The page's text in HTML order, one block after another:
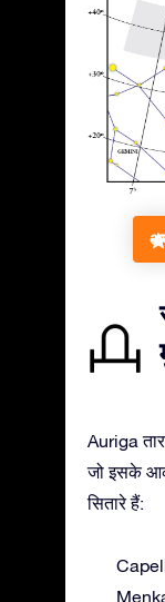
Auriga
जो इसके
सितारे हैं: